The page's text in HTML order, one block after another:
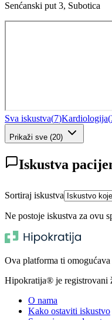
Senćanski put 3, Subotica
Sva iskustva(7)Kardiologija(
Prikaži sve (20)
Iskustva
Sortiraj iskustva
Ne postoje iskustva za ovu
Ova platforma ti
Hipokratija® je registrovani
O nama
Kako ostaviti iskustvo